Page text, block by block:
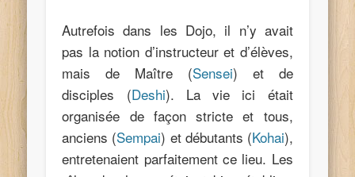
Autrefois dans les Dojo, il n’y avait
pas la notion d’instructeur et d’élèves,
mais de Maître (Sensei) et de
disciples (Deshi). La vie ici était
organisée de façon stricte et tous,
anciens (Sempai) et débutants (Kohai),
entretenaient parfaitement ce lieu. Les